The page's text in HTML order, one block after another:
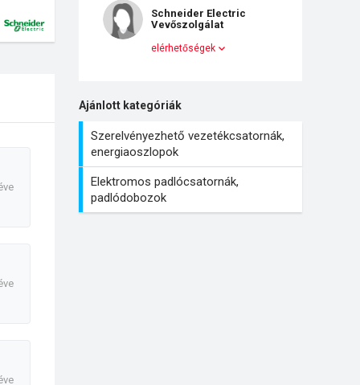
Schneider Electric
Vevőszolgálat
elérhetőségek
Ajánlott kategóriák
Szerelvényezhető vezetékcsatornák,
energiaoszlopok
Elektromos padlócsatornák,
padlódobozok